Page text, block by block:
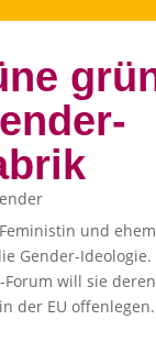
und
Gender-
will sie deren
der EU offenlegen.